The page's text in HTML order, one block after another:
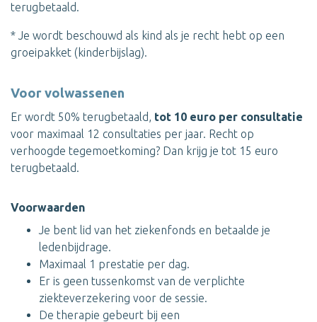
terugbetaald.
* Je wordt beschouwd als kind als je recht hebt op een
groeipakket (kinderbijslag).
Voor volwassenen
Er wordt 50% terugbetaald, tot 10 euro per consultatie
voor maximaal 12 consultaties per jaar. Recht op
verhoogde tegemoetkoming? Dan krijg je tot 15 euro
terugbetaald.
Voorwaarden
Je bent lid van het ziekenfonds en betaalde je
ledenbijdrage.
Maximaal 1 prestatie per dag.
Er is geen tussenkomst van de verplichte
ziekteverzekering voor de sessie.
De therapie gebeurt bij een